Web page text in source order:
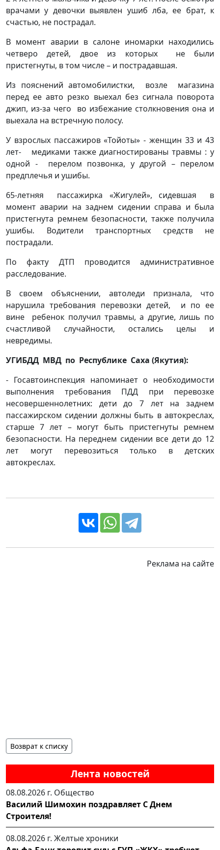
Лента новостей
08.08.2026 г. Общество
Василий Шимохин поздравляет С Днем
Строителя!
08.08.2026 г. Желтые хроники
врачами у девочки выявлен ушиб лба, ее брат, к
счастью, не пострадал.
В момент аварии в салоне иномарки находились
четверо детей, двое из которых не были
пристегнуты, в том числе – и пострадавшая.
Из пояснений автомобилистки, возле магазина
перед ее авто резко выехал без сигнала поворота
джип, из-за чего во избежание столкновения она и
выехала на встречную полосу.
У взрослых пассажиров «Тойоты» - женщин 33 и 43
лет- медиками также диагностированы травмы : у
одной - перелом позвонка, у другой – перелом
предплечья и ушибы.
65-летняя пассажирка «Жигулей», сидевшая в
момент аварии на заднем сидении справа и была
пристегнута ремнем безопасности, также получила
ушибы. Водители транспортных средств не
пострадали.
По факту ДТП проводится административное
расследование.
В своем объяснении, автоледи признала, что
нарушила требования перевозки детей, и по ее
вине ребенок получил травмы, а другие, лишь по
счастливой случайности, остались целы и
невредимы.
УГИБДД МВД по Республике Саха (Якутия):
- Госавтоинспекция напоминает о необходимости
выполнения требования ПДД при перевозке
несовершеннолетних: дети до 7 лет на заднем
пассажирском сидении должны быть в автокреслах,
старше 7 лет – могут быть пристегнуты ремнем
безопасности. На переднем сидении все дети до 12
лет могут перевозиться только в детских
автокреслах.
Реклама на сайте
Возврат к списку